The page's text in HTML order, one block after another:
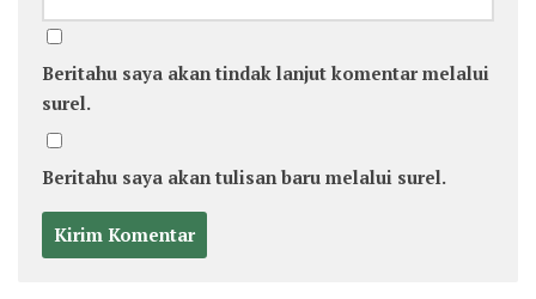
Beritahu saya akan tindak lanjut komentar melalui
surel.
Beritahu saya akan tulisan baru melalui surel.